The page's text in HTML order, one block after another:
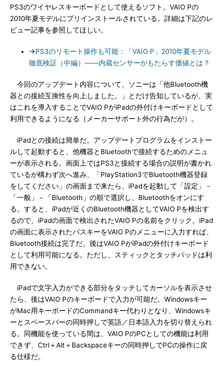
PS3のワイヤレスキーボードとして使えるソフト。VAIO Pの
2010年夏モデルにプリインストールされている。詳細は下記のレ
ビュー記事を参照してほしい。
→PS3のリモート操作も可能：「VAIO P」2010年夏モデル
徹底検証（中編）――内蔵センサーがもたらす価値とは？
今回のアップデート内容について、ソニーは「他Bluetooth機
器との接続互換性を向上しました。」とだけ告知しているが、実
はこれを導入することでVAIO PがiPadの外付けキーボードとして
利用できるようになる（メーカーサポート外の行為だが）。
iPadとの接続は簡単だ。アップデートプログラムをインストー
ルして起動すると、他機器とBluetoothで接続するためのメニュ
ーが表示される。画面上ではPS3と接続する場合の説明が書かれ
ているが構わず次へ進み、「PlayStation3でBluetooth機器登録
をしてください」の画面まで来たら、iPadを起動して「設定」－
「一般」－「Bluetooth」の順で選択し、Bluetoothをオンにす
る。すると、iPadが近くのBluetooth機器としてVAIO Pを検出す
るので、iPadの画面で検出されたVAIO Pの名前をクリック。iPad
の画面に表示されたパスキーをVAIO Pのメニューに入力すれば、
Bluetooth接続は完了だ。後はVAIO PがiPadの外付けキーボード
として利用可能になる。ただし、スティックとタッチパッドは利
用できない。
iPadで文字入力ができる部分をタッチしてカーソルを表示させ
たら、後はVAIO Pのキーボードで入力が可能だ。Windowsキー
がMac用キーボードのCommandキー代わりとなり、Windowsキ
ーとスペースバーの同時押しで英語／日本語入力を切り替えられ
る。同機能を使っている間は、VAIO PのPCとしての機能は利用
できず、Ctrl＋Alt＋Backspaceキーの同時押しでPCの操作に戻
る仕様だ。